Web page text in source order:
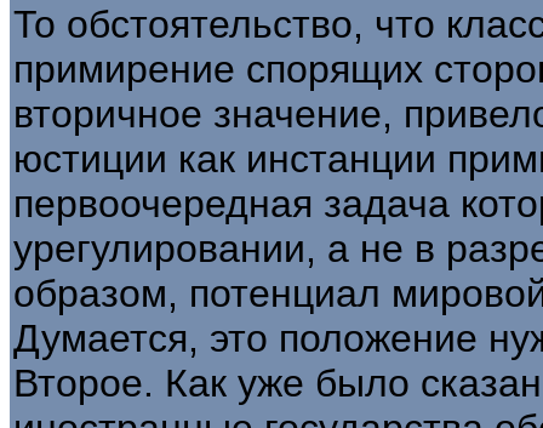
То обстоятельство, что
примирение спорящих
вторичное значение,
юстиции как инстанции
первоочередная задача
урегулировании, а не в
образом, потенциал
Думается, это положение
Второе. Как уже было